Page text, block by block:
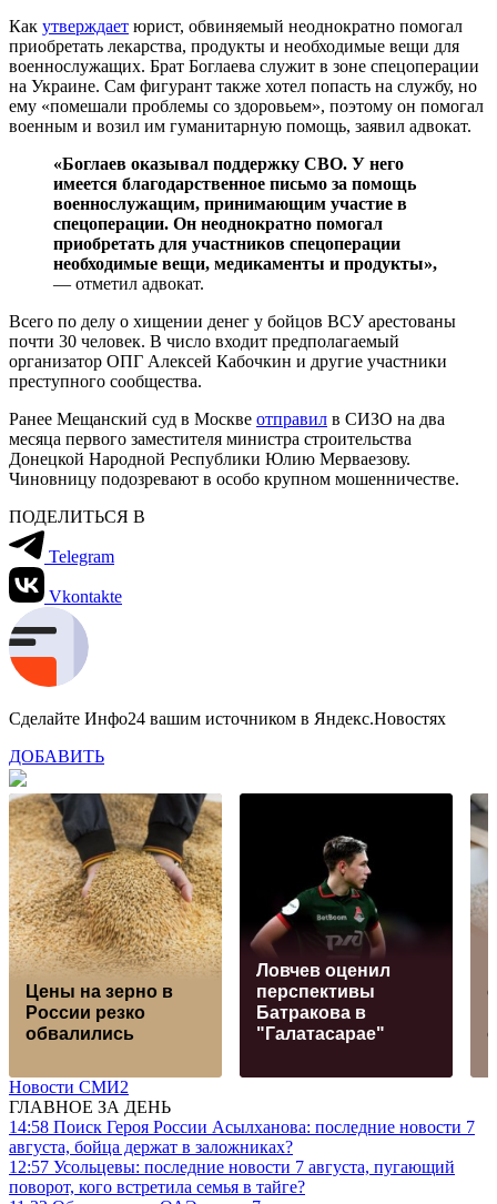
Как утверждает юрист, обвиняемый неоднократно помогал
приобретать лекарства, продукты и необходимые вещи для
военнослужащих. Брат Боглаева служит в зоне спецоперации
на Украине. Сам фигурант также хотел попасть на службу, но
ему «помешали проблемы со здоровьем», поэтому он помогал
военным и возил им гуманитарную помощь, заявил адвокат.
«Боглаев оказывал поддержку СВО. У него
имеется благодарственное письмо за помощь
военнослужащим, принимающим участие в
спецоперации. Он неоднократно помогал
приобретать для участников спецоперации
необходимые вещи, медикаменты и продукты»,
— отметил адвокат.
Всего по делу о хищении денег у бойцов ВСУ арестованы
почти 30 человек. В число входит предполагаемый
организатор ОПГ Алексей Кабочкин и другие участники
преступного сообщества.
Ранее Мещанский суд в Москве отправил в СИЗО на два
месяца первого заместителя министра строительства
Донецкой Народной Республики Юлию Мерваезову.
Чиновницу подозревают в особо крупном мошенничестве.
ПОДЕЛИТЬСЯ В
Telegram
Vkontakte
Сделайте Инфо24 вашим источником в Яндекс.Новостях
ДОБАВИТЬ
Цены на зерно в
России резко
обвалились
Ловчев оценил
перспективы
Батракова в
"Галатасарае"
Новости СМИ2
ГЛАВНОЕ ЗА ДЕНЬ
14:58 Поиск Героя России Асылханова: последние новости 7
августа, бойца держат в заложниках?
12:57 Усольцевы: последние новости 7 августа, пугающий
поворот, кого встретила семья в тайге?